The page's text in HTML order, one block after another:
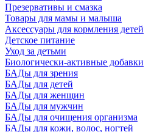
Презервативы и смазка
Товары для мамы и малыша
Аксессуары для кормления детей
Детское питание
Уход за детьми
Биологически-активные добавки
БАДы для зрения
БАДы для детей
БАДы для женщин
БАДы для мужчин
БАДы для очищения организма
БАДы для кожи, волос, ногтей